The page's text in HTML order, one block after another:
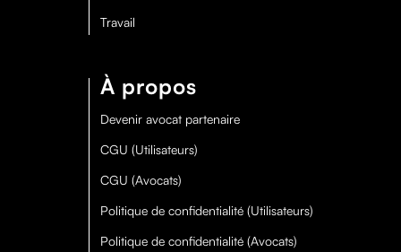
Travail
À propos
Devenir avocat partenaire
CGU (Utilisateurs)
CGU (Avocats)
Politique de confidentialité (Utilisateurs)
Politique de confidentialité (Avocats)